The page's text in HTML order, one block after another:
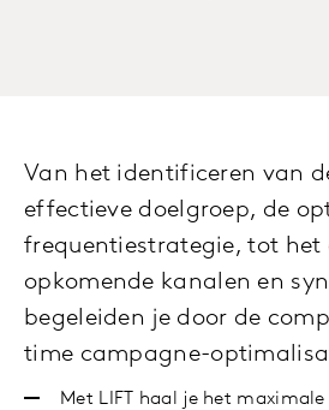
Van het identificeren van
effectieve doelgroep, de
frequentiestrategie, tot het
opkomende kanalen en
begeleiden je door de
time campagne-
Met LIFT haal je het